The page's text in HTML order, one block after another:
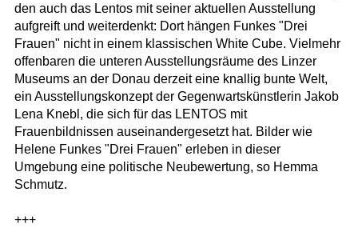
den auch das Lentos mit seiner aktuellen Ausstellung
aufgreift und weiterdenkt: Dort hängen Funkes "Drei
Frauen" nicht in einem klassischen White Cube. Vielmehr
offenbaren die unteren Ausstellungsräume des Linzer
Museums an der Donau derzeit eine knallig bunte Welt,
ein Ausstellungskonzept der Gegenwartskünstlerin Jakob
Lena Knebl, die sich für das LENTOS mit
Frauenbildnissen auseinandergesetzt hat. Bilder wie
Helene Funkes "Drei Frauen" erleben in dieser
Umgebung eine politische Neubewertung, so Hemma
Schmutz.
+++